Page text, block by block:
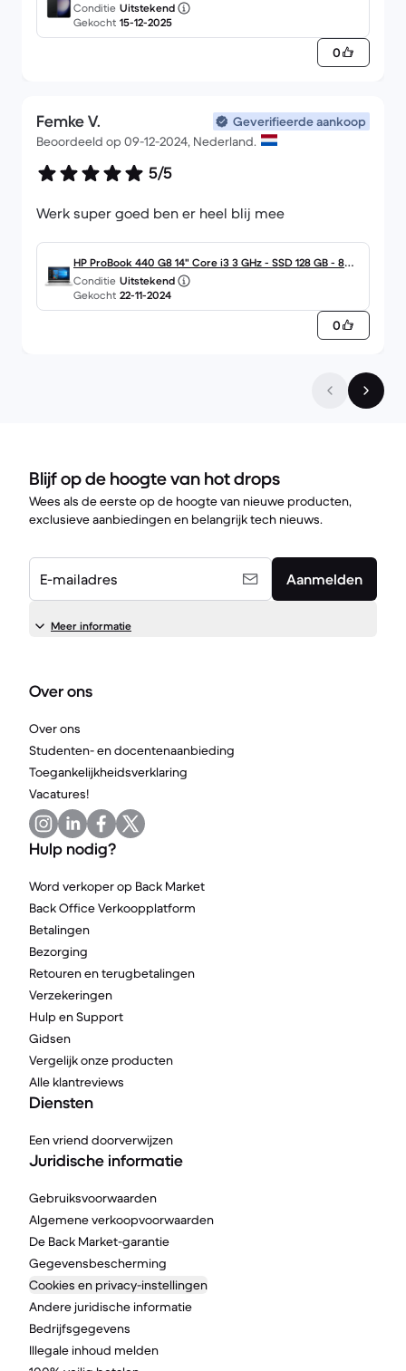
Conditie Uitstekend
Gekocht 15-12-2025
0
Femke V.
Geverifieerde aankoop
Beoordeeld op 09-12-2024, Nederland.
5/5
Werk super goed ben er heel blij mee
HP ProBook 440 G8 14" Core i3 3 GHz - SSD 128 GB - 8GB
QWERTY - Engels
Conditie Uitstekend
Gekocht 22-11-2024
0
Blijf op de hoogte van hot drops
Wees als de eerste op de hoogte van nieuwe producten,
exclusieve aanbiedingen en belangrijk tech nieuws.
E-mailadres Aanmelden
Meer informatie
Over ons
Over ons
Studenten- en docentenaanbieding
Toegankelijkheidsverklaring
Vacatures!
Hulp nodig?
Word verkoper op Back Market
Back Office Verkoopplatform
Betalingen
Bezorging
Retouren en terugbetalingen
Verzekeringen
Hulp en Support
Gidsen
Vergelijk onze producten
Alle klantreviews
Diensten
Een vriend doorverwijzen
Juridische informatie
Gebruiksvoorwaarden
Algemene verkoopvoorwaarden
De Back Market-garantie
Gegevensbescherming
Cookies en privacy-instellingen
Andere juridische informatie
Bedrijfsgegevens
Illegale inhoud melden